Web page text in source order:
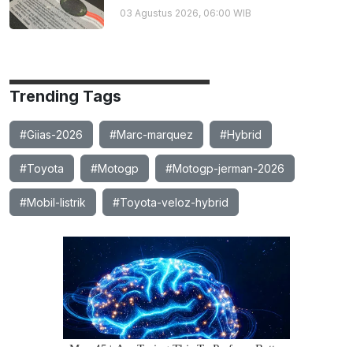
03 Agustus 2026, 06:00 WIB
Trending Tags
#Giias-2026 #Marc-marquez #Hybrid
#Toyota #Motogp #Motogp-jerman-2026
#Mobil-listrik #Toyota-veloz-hybrid